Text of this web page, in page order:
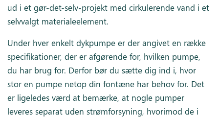
ud i et gør-det-selv-projekt med cirkulerende vand i et
selvvalgt materialeelement.
Under hver enkelt dykpumpe er der angivet en række
specifikationer, der er afgørende for, hvilken pumpe,
du har brug for. Derfor bør du sætte dig ind i, hvor
stor en pumpe netop din fontæne har behov for. Det
er ligeledes værd at bemærke, at nogle pumper
leveres separat uden strømforsyning, hvorimod de i